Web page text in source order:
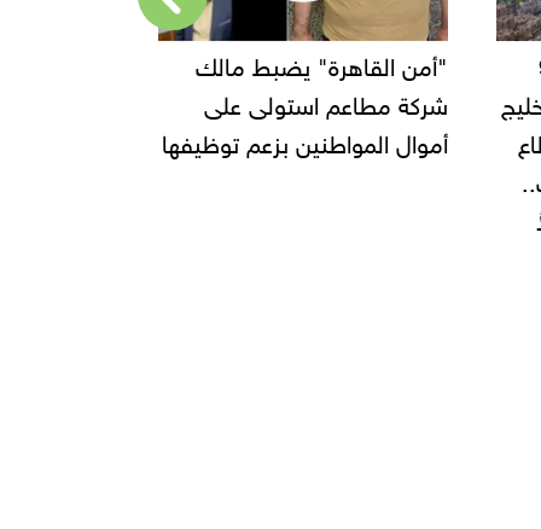
يضبط مالك
على
بزعم توظيفها
جديدة في الساحل الشمالي
ومرسى مطروح استعدادًا